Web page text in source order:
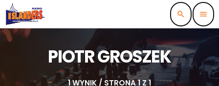
search menu
PIOTR GROSZEK
1 WYNIK / STRONA 1 Z 1